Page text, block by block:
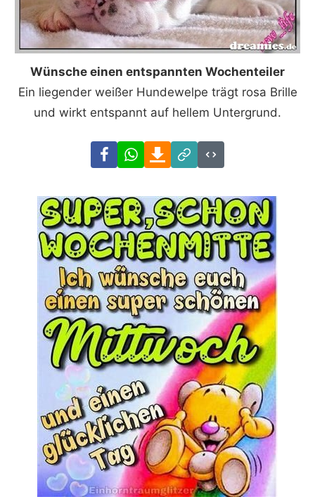
Wünsche einen entspannten Wochenteiler
Ein liegender weißer Hundewelpe trägt rosa Brille
und wirkt entspannt auf hellem Untergrund.
FacebookWhatsAppDownload
Link
Code